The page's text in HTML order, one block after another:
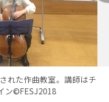
れた作曲教室。講師はチ
ン©FESJ2018